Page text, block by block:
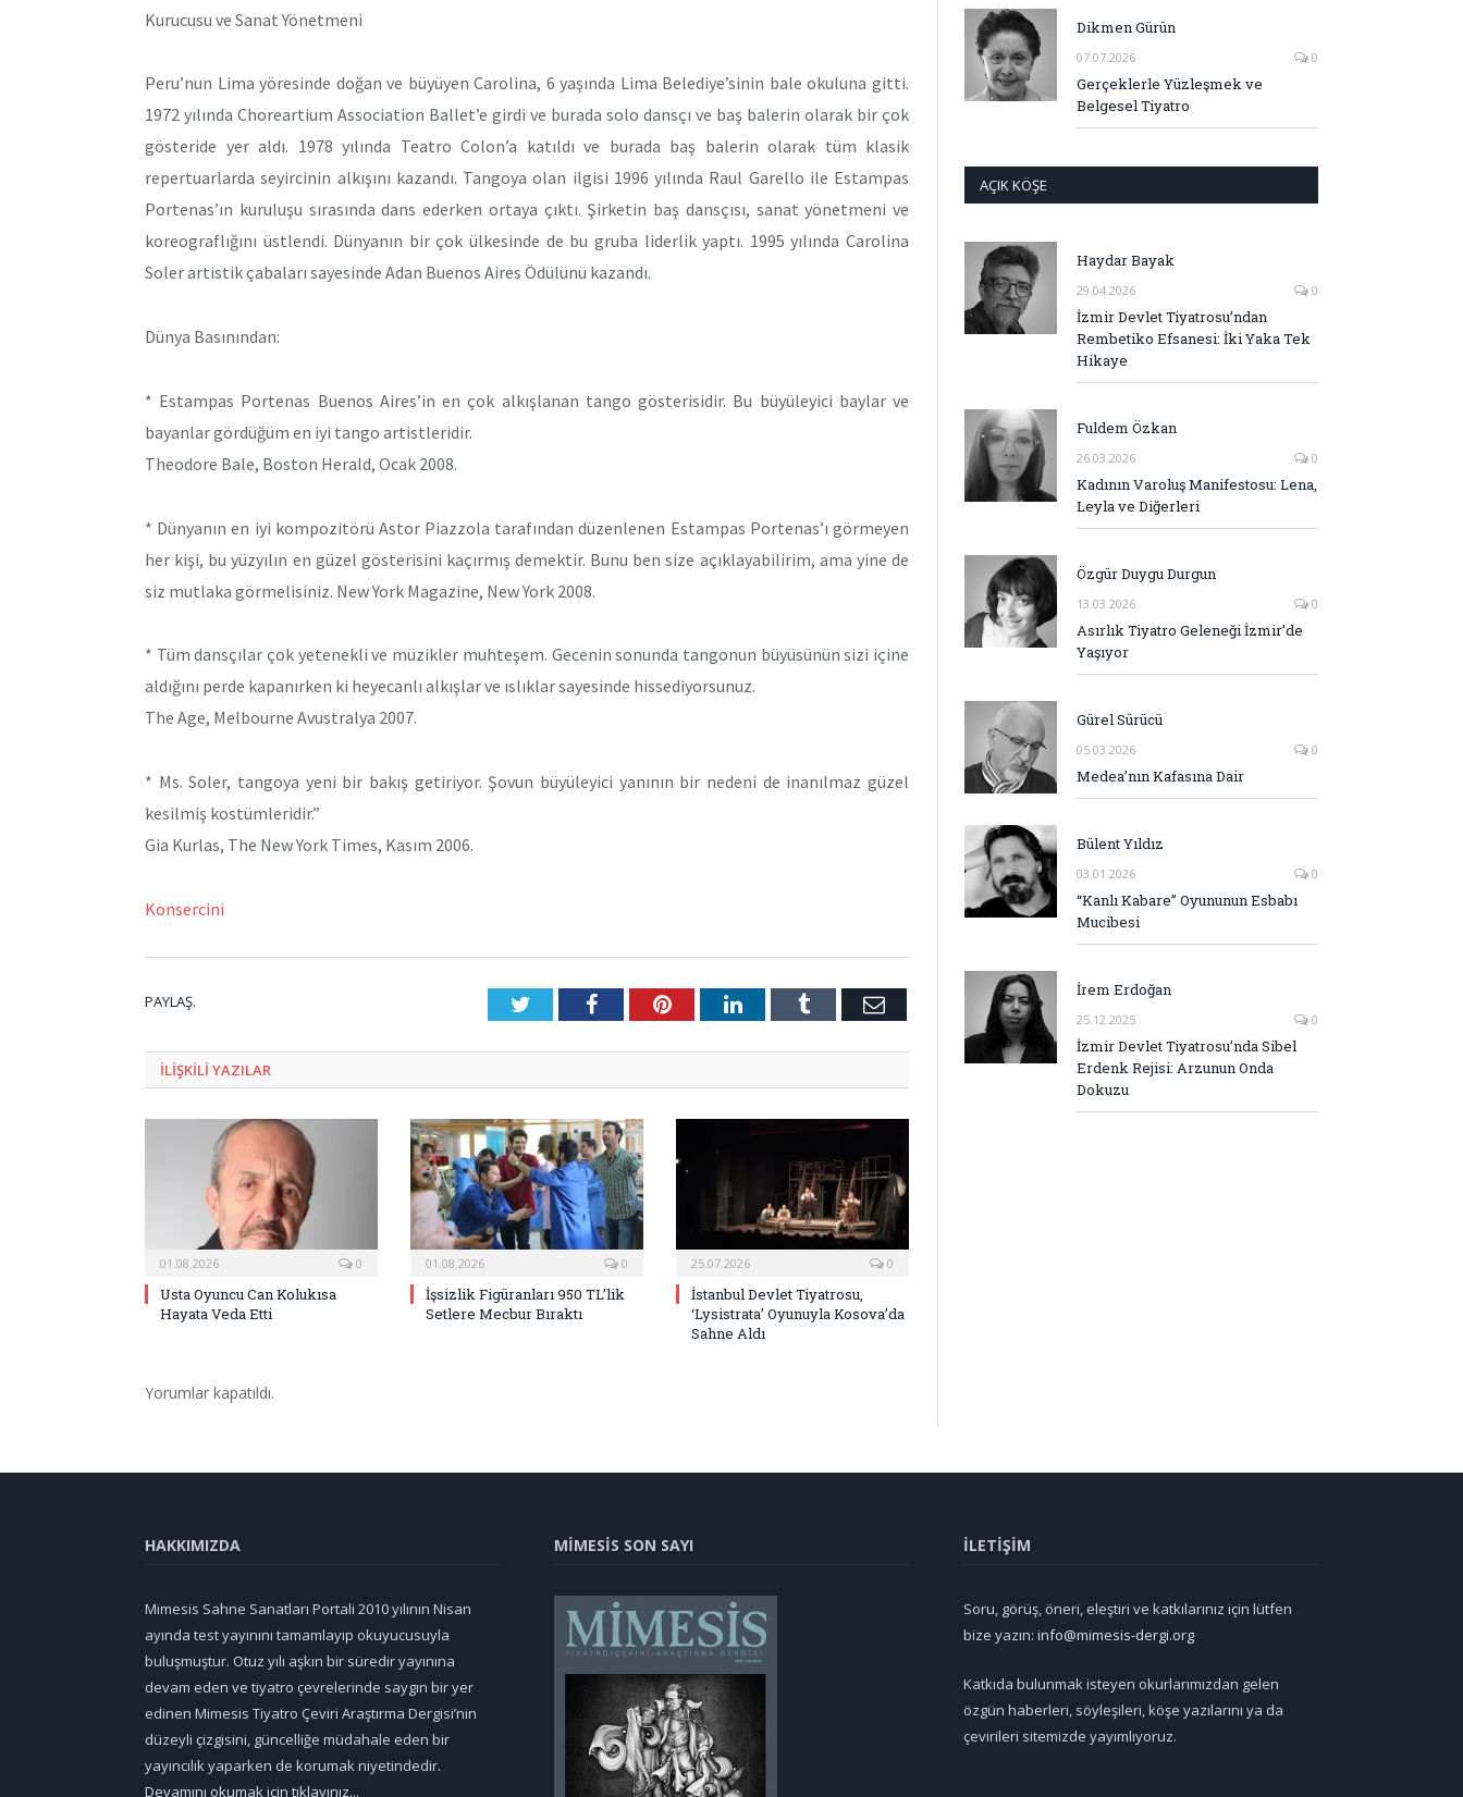
Kurucusu ve Sanat Yönetmeni
Peru’nun Lima yöresinde doğan ve büyüyen Carolina, 6 yaşında Lima Belediye’sinin bale okuluna gitti.
1972 yılında Choreartium Association Ballet’e girdi ve burada solo dansçı ve baş balerin olarak bir çok
gösteride yer aldı. 1978 yılında Teatro Colon’a katıldı ve burada baş balerin olarak tüm klasik
repertuarlarda seyircinin alkışını kazandı. Tangoya olan ilgisi 1996 yılında Raul Garello ile Estampas
Portenas’ın kuruluşu sırasında dans ederken ortaya çıktı. Şirketin baş dansçısı, sanat yönetmeni ve
koreograflığını üstlendi. Dünyanın bir çok ülkesinde de bu gruba liderlik yaptı. 1995 yılında Carolina
Soler artistik çabaları sayesinde Adan Buenos Aires Ödülünü kazandı.
Dünya Basınından:
* Estampas Portenas Buenos Aires’in en çok alkışlanan tango gösterisidir. Bu büyüleyici baylar ve
bayanlar gördüğüm en iyi tango artistleridir.
Theodore Bale, Boston Herald, Ocak 2008.
* Dünyanın en iyi kompozitörü Astor Piazzola tarafından düzenlenen Estampas Portenas’ı görmeyen
her kişi, bu yüzyılın en güzel gösterisini kaçırmış demektir. Bunu ben size açıklayabilirim, ama yine de
siz mutlaka görmelisiniz. New York Magazine, New York 2008.
* Tüm dansçılar çok yetenekli ve müzikler muhteşem. Gecenin sonunda tangonun büyüsünün sizi içine
aldığını perde kapanırken ki heyecanlı alkışlar ve ıslıklar sayesinde hissediyorsunuz.
The Age, Melbourne Avustralya 2007.
* Ms. Soler, tangoya yeni bir bakış getiriyor. Şovun büyüleyici yanının bir nedeni de inanılmaz güzel
kesilmiş kostümleridir.”
Gia Kurlas, The New York Times, Kasım 2006.
Konsercini
PAYLAŞ. TwitterFacebookPinterestLinkedInTumblr E-
ILIŞKILI YAZILAR
01.08.2026 0
Usta Oyuncu Can Kolukısa
Hayata Veda Etti
01.08.2026 0
İşsizlik Figüranları 950 TL’lik
Setlere Mecbur Bıraktı
25.07.2026 0
İstanbul Devlet Tiyatrosu,
‘Lysistrata’ Oyunuyla Kosova’da
Sahne Aldı
Yorumlar kapatıldı.
Dikmen Gürün
07.07.2026 0
Gerçeklerle Yüzleşmek ve
Belgesel Tiyatro
AÇIK KÖŞE
Haydar Bayak
29.04.2026 0
İzmir Devlet Tiyatrosu’ndan
Rembetiko Efsanesi: İki Yaka Tek
Hikaye
Fuldem Özkan
26.03.2026 0
Kadının Varoluş Manifestosu: Lena,
Leyla ve Diğerleri
Özgür Duygu Durgun
13.03.2026 0
Asırlık Tiyatro Geleneği İzmir’de
Yaşıyor
Gürel Sürücü
05.03.2026 0
Medea’nın Kafasına Dair
Bülent Yıldız
03.01.2026 0
“Kanlı Kabare” Oyununun Esbabı
Mucibesi
İrem Erdoğan
25.12.2025 0
İzmir Devlet Tiyatrosu’nda Sibel
Erdenk Rejisi: Arzunun Onda
Dokuzu
HAKKIMIZDA
Mimesis Sahne Sanatları Portali 2010 yılının Nisan
ayında test yayınını tamamlayıp okuyucusuyla
buluşmuştur. Otuz yılı aşkın bir süredir yayınına
devam eden ve tiyatro çevrelerinde saygın bir yer
edinen Mimesis Tiyatro Çeviri Araştırma Dergisi’nin
düzeyli çizgisini, güncelliğe müdahale eden bir
yayıncılık yaparken de korumak niyetindedir.
Devamını okumak için tıklayınız...
MİMESİS SON SAYI İLETİŞİM
Soru, görüş, öneri, eleştiri ve katkılarınız için lütfen
bize yazın: info@mimesis-dergi.org
Katkıda bulunmak isteyen okurlarımızdan gelen
özgün haberleri, söyleşileri, köşe yazılarını ya da
çevirileri sitemizde yayımlıyoruz.